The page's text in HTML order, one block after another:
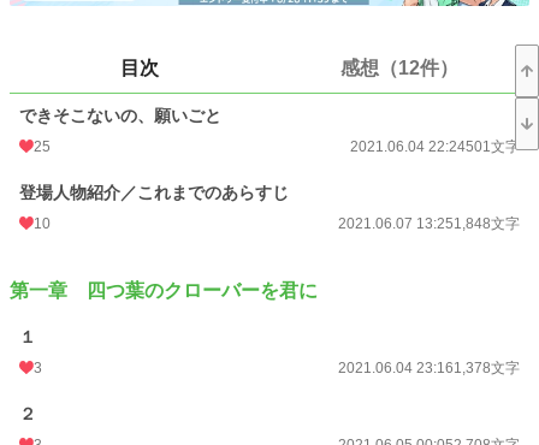
（kindle電子書籍）の続編になります。読めない方向けににあらすじをつけてい
ださい。
視点や展開が多少異なります。単品でも楽しめますが、できれば両方ご覧いただ
けると嬉しいです
24h.ポイント
目次 感想（12件）
できそこないの、願いごと
25 2021.06.04 22:24501文字
登場人物紹介／これまでのあらすじ
10 2021.06.07 13:251,848文字
第一章 四つ葉のクローバーを君に
１
3 2021.06.04 23:161,378文字
２